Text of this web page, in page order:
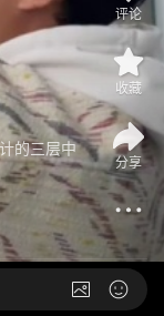
的三层中
评论
收藏
分享